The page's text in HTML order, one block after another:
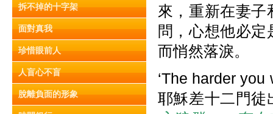
拆不掉的十字架
面對真我
珍惜眼前人
人盲心不盲
脫離負面的形象
來，重新在妻子
問，心想他必
而悄然落淚。
‘The harder
耶穌差十二門徒